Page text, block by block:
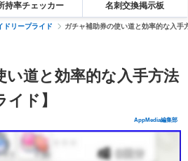
持率チェッカー 名刺交換掲示板
ドリープライド ガチャ補助券の使い道と効率的な入手
い道と効率的な入手方法
イド】
AppMedia編集部